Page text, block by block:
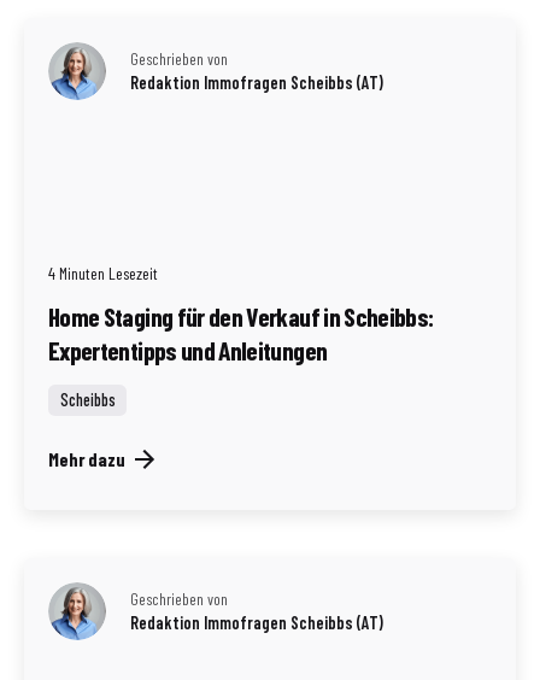
Geschrieben von
Redaktion Immofragen Scheibbs (AT)
4 Minuten Lesezeit
Home Staging für den Verkauf in Scheibbs:
Expertentipps und Anleitungen
Scheibbs
Mehr dazu
Geschrieben von
Redaktion Immofragen Scheibbs (AT)